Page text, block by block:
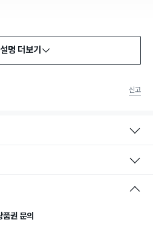
법에서 정한 규격에 따라 제조되어 식품 또
할 수 있는 식품용기구라는 표시입니다.
명 더보기
신고
권 문의